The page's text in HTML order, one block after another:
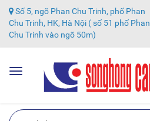
Số 5, ngõ Phan Chu Trinh, phố Phan
Chu Trinh, HK, Hà Nội ( số 51 phố Phan
Chu Trinh vào ngõ 50m)
Toggle
navigation